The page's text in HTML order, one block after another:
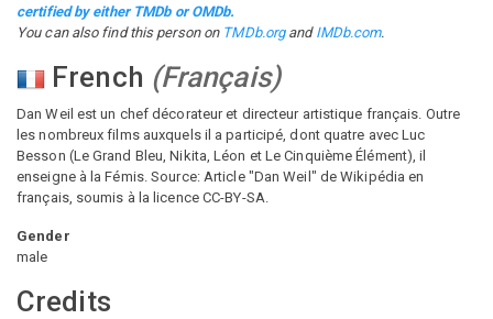
certified by either TMDb or OMDb.
You can also find this person on TMDb.organd IMDb.com.
French (Français)
Dan Weil est un chef décorateur et directeur artistique français. Outre
les nombreux films auxquels il a participé, dont quatre avec Luc
Besson (Le Grand Bleu, Nikita, Léon et Le Cinquième Élément), il
enseigne à la Fémis. Source: Article "Dan Weil" de Wikipédia en
français, soumis à la licence CC-BY-SA.
Gender
male
Credits